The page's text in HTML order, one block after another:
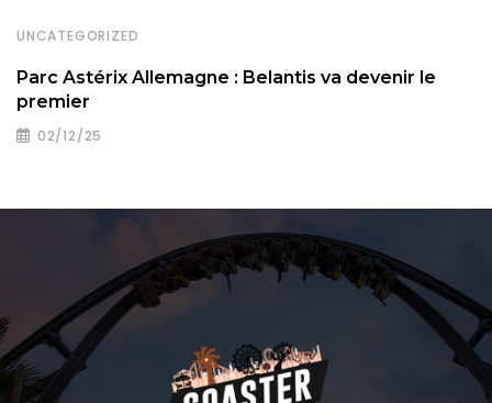
UNCATEGORIZED
Parc Astérix Allemagne : Belantis va devenir le
premier
02/12/25